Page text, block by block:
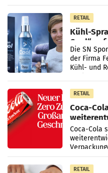
RETAIL
Kühl-
Cool“
Die SN
der Firma
Kühl- und
RETAIL
Coca-
Coca-Cola
Mittelpunkt
RETAIL